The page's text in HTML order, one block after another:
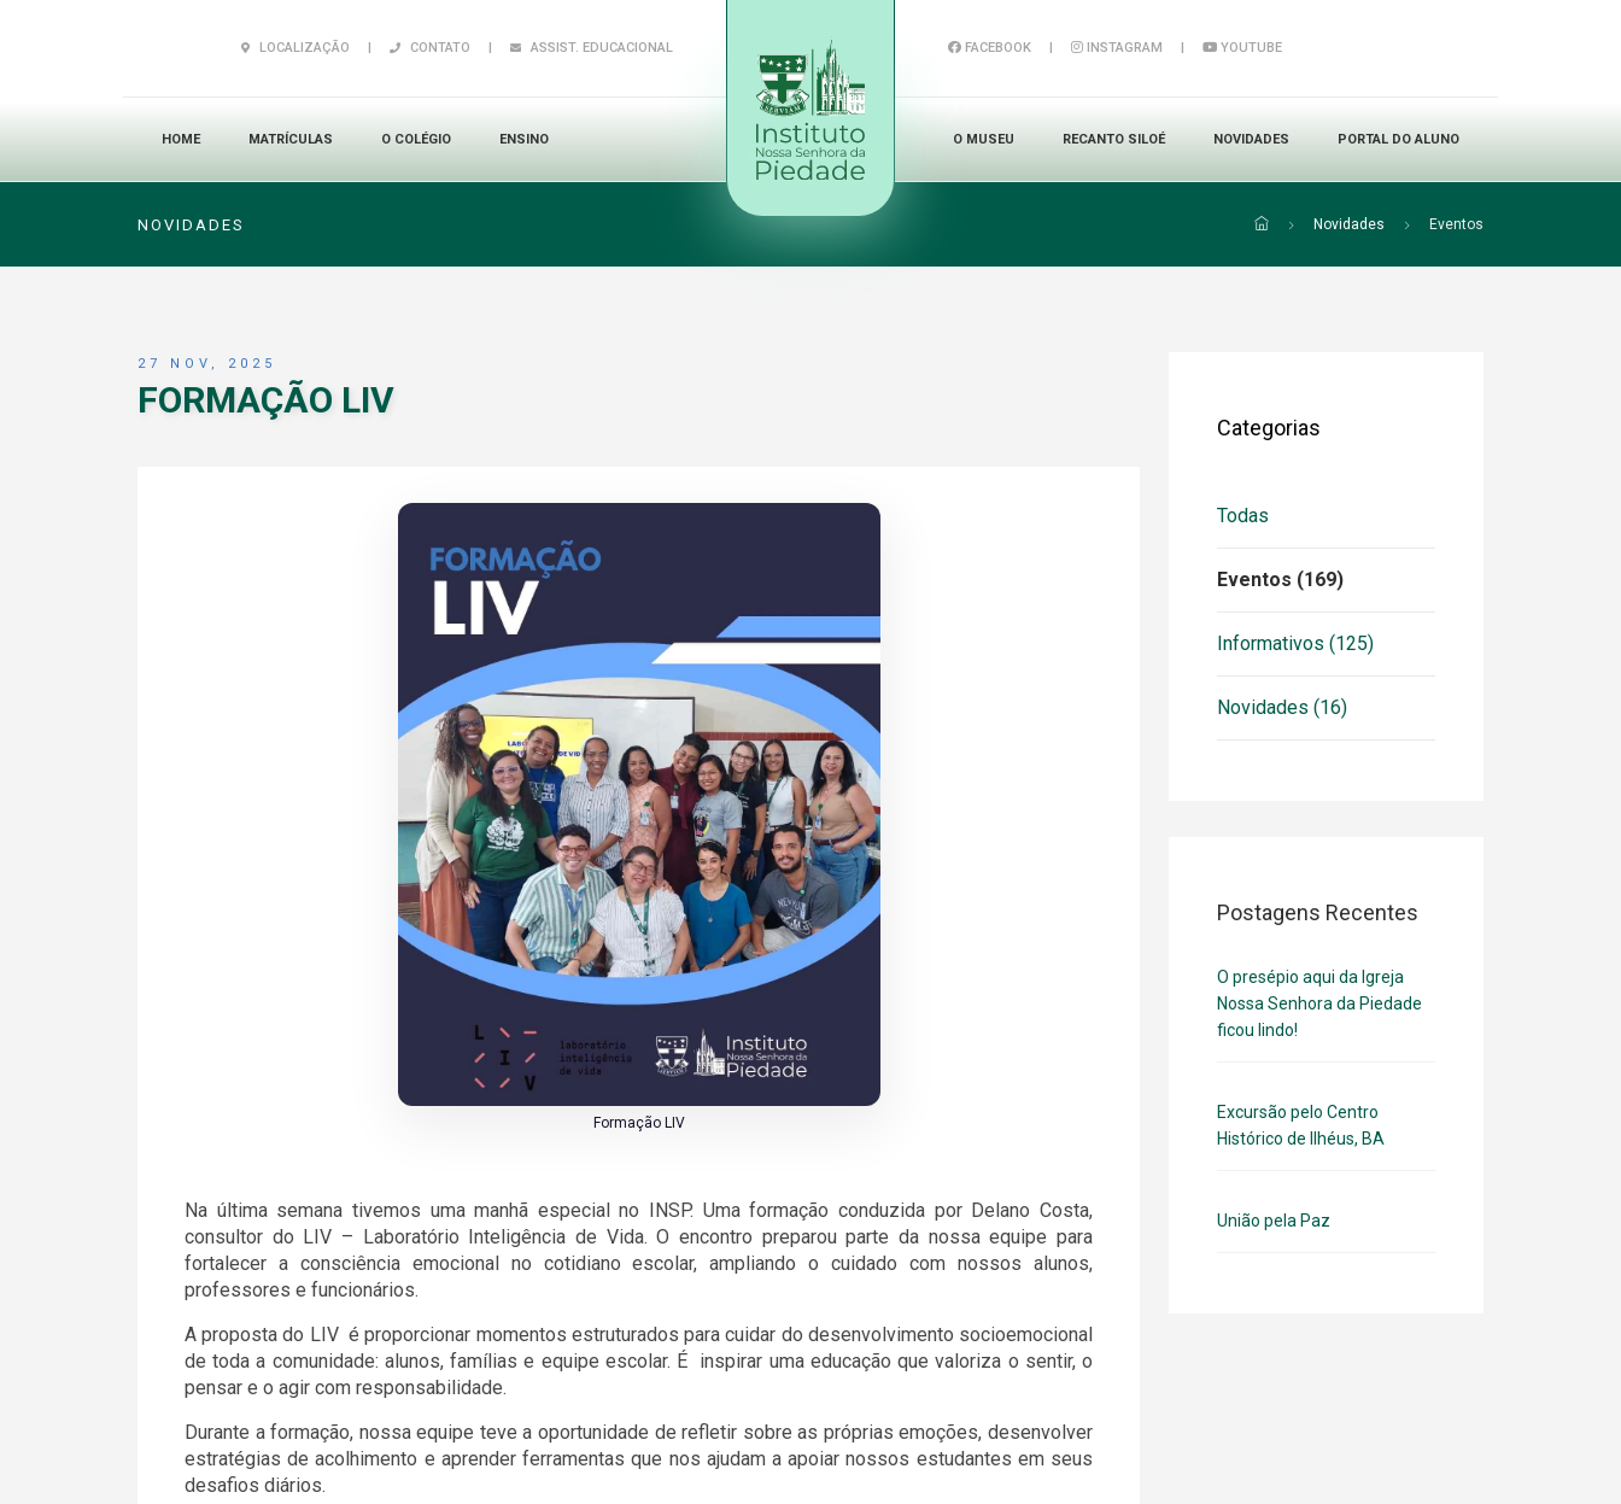
LOCALIZAÇÃO | CONTATO | ASSIST. EDUCACIONAL FACEBOOK | INSTAGRAM | YOUTUBE
HOME MATRÍCULAS O COLÉGIO ENSINO O MUSEU RECANTO SILOÉ NOVIDADES PORTAL DO ALUNO
NOVIDADES Novidades Eventos
27 NOV, 2025
FORMAÇÃO LIV
Formação LIV
Na última semana tivemos uma manhã especial no INSP. Uma formação conduzida por Delano Costa,
consultor do LIV – Laboratório Inteligência de Vida. O encontro preparou parte da nossa equipe para
fortalecer a consciência emocional no cotidiano escolar, ampliando o cuidado com nossos alunos,
professores e funcionários.
A proposta do LIV é proporcionar momentos estruturados para cuidar do desenvolvimento socioemocional
de toda a comunidade: alunos, famílias e equipe escolar. É inspirar uma educação que valoriza o sentir, o
pensar e o agir com responsabilidade.
Durante a formação, nossa equipe teve a oportunidade de refletir sobre as próprias emoções, desenvolver
estratégias de acolhimento e aprender ferramentas que nos ajudam a apoiar nossos estudantes em seus
desafios diários.
Categorias
Todas
Eventos (169)
Informativos (125)
Novidades (16)
Postagens Recentes
O presépio aqui da Igreja
Nossa Senhora da Piedade
ficou lindo!
Excursão pelo Centro
Histórico de Ilhéus, BA
União pela Paz